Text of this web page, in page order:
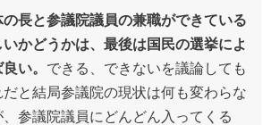
長と参議院議員の兼職ができている
かどうかは、最後は国民の選挙によ
い。 できる、できないを議論しても
と結局参議院の現状は何も変わらな
参議院議員にどんどん入ってくる